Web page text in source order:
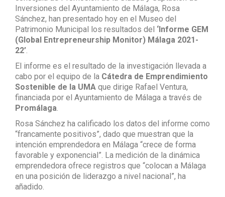
Inversiones del Ayuntamiento de Málaga, Rosa
Sánchez, han presentado hoy en el Museo del
Patrimonio Municipal los resultados del ‘Informe GEM
(Global Entrepreneurship Monitor) Málaga 2021-
22’.
El informe es el resultado de la investigación llevada a
cabo por el equipo de la Cátedra de Emprendimiento
Sostenible de la UMA que dirige Rafael Ventura,
financiada por el Ayuntamiento de Málaga a través de
Promálaga.
Rosa Sánchez ha calificado los datos del informe como
“francamente positivos”, dado que muestran que la
intención emprendedora en Málaga “crece de forma
favorable y exponencial”. La medición de la dinámica
emprendedora ofrece registros que “colocan a Málaga
en una posición de liderazgo a nivel nacional”, ha
añadido.